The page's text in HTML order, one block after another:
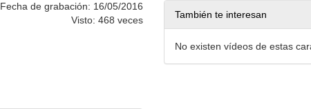
Fecha de grabación: 16/05/2016
Visto: 468 veces
Paraninfo
2/12/2015
También te interesan
No existen vídeos de estas